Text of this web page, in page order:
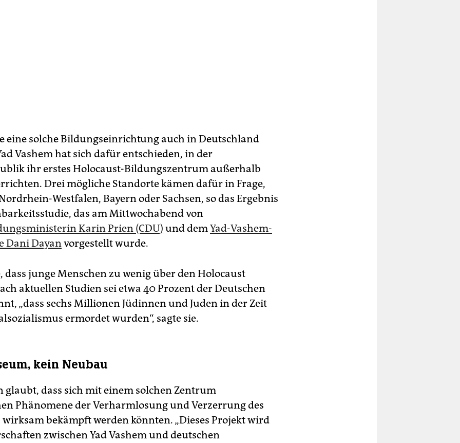
eine solche Bildungseinrichtung auch in Deutschland
Vashem hat sich dafür entschieden, in der
ihr erstes Holocaust-Bildungszentrum außerhalb
Drei mögliche Standorte kämen dafür in Frage,
Westfalen, Bayern oder Sachsen, so das Ergebnis
das am Mittwochabend von
Karin Prien (CDU) und demYad-Vashem-
Dani Dayanvorgestellt wurde.
dass junge Menschen zu wenig über den Holocaust
aktuellen Studien sei etwa 40 Prozent der Deutschen
„dass sechs Millionen Jüdinnen und Juden in der Zeit
ermordet wurden“, sagte sie.
kein Neubau
glaubt, dass sich mit einem solchen Zentrum
Phänomene der Verharmlosung und Verzerrung des
wirksam bekämpft werden könnten. „Dieses Projekt wird
zwischen Yad Vashem und deutschen